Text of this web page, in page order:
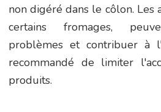
non digéré dans le côlon. Les
certains fromages,
problèmes et contribuer à
recommandé de limiter
produits.